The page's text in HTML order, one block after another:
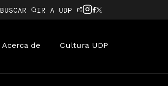
BUSCAR IR A UDP
Acerca de Cultura UDP